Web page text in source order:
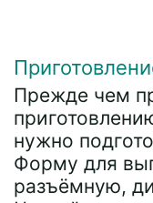
Прежде чем
нужно
Форму для
разъёмную,